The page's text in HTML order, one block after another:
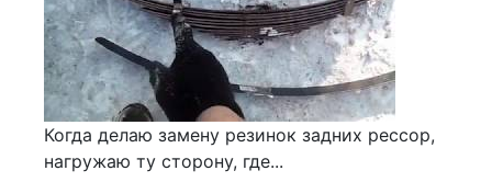
Когда делаю замену резинок задних рессор,
нагружаю ту сторону, где...